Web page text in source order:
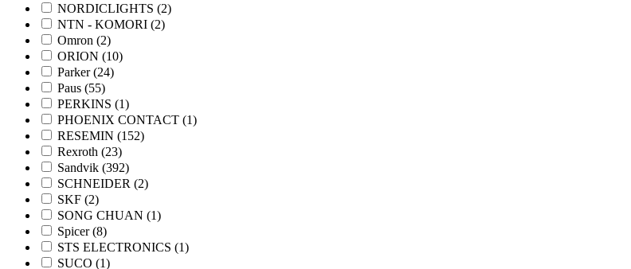
NORDICLIGHTS (2)
NTN - KOMORI (2)
Omron (2)
ORION (10)
Parker(24)
Paus (55)
PERKINS (1)
PHOENIX CONTACT (1)
RESEMIN (152)
Rexroth (23)
Sandvik (392)
SCHNEIDER (2)
SKF (2)
SONG CHUAN (1)
Spicer(8)
STS ELECTRONICS (1)
SUCO (1)